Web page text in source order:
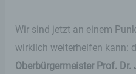
Wir sind jetzt an einem
wirklich weiterhelfen kann:
Oberbürgermeister Prof.
Zugriffs auf die
Service-Provider des
(8) sonstige ähnliche